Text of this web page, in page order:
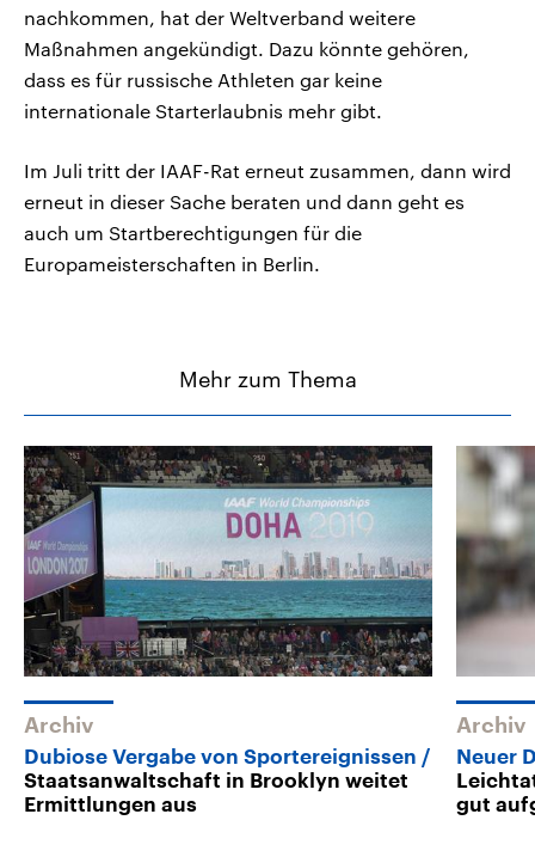
nachkommen, hat der Weltverband weitere
Maßnahmen angekündigt. Dazu könnte gehören,
dass es für russische Athleten gar keine
internationale Starterlaubnis mehr gibt.
Im Juli tritt der IAAF-Rat erneut zusammen, dann wird
erneut in dieser Sache beraten und dann geht es
auch um Startberechtigungen für die
Europameisterschaften in Berlin.
Mehr zum Thema
Archiv
Dubiose Vergabe von Sportereignissen
Staatsanwaltschaft in Brooklyn weitet
Ermittlungen aus
Archiv
Neuer
gut